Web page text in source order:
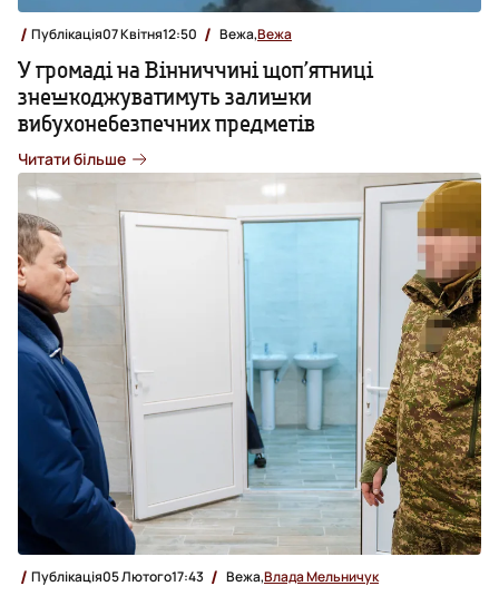
Публікація07 Квітня12:50 Вежа,Вежа
У громаді на Вінниччині щоп’ятниці
знешкоджуватимуть залишки
вибухонебезпечних предметів
Читати більше
Публікація05 Лютого17:43 Вежа,Влада Мельничук